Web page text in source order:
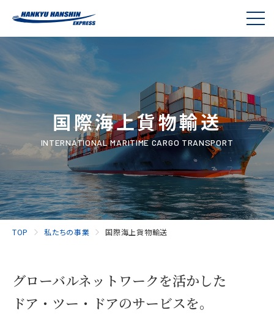
国際海上貨物輸送
INTERNATIONAL MARITIME CARGO TRANSPORT
TOP 私たちの事業 国際海上貨物輸送
グローバルネットワークを活かした
ドア・ツー・ドアのサービスを。